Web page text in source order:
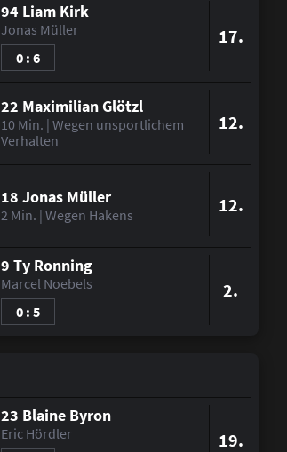
94 Liam Kirk
Jonas Müller
0 : 6
17.
22 Maximilian Glötzl
10 Min. | Wegen unsportlichem
Verhalten
12.
18 Jonas Müller
2 Min. | Wegen Hakens 12.
9 Ty Ronning
Marcel Noebels
0 : 5
2.
23 Blaine Byron
Eric Hördler
19.